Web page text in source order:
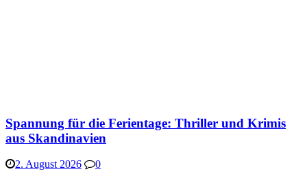
Spannung für die Ferientage: Thriller und Krimis
aus Skandinavien
2. August 2026 0